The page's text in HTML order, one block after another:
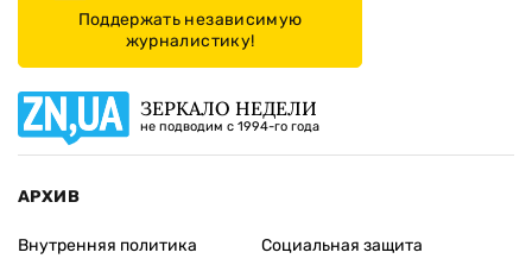
Поддержать независимую
журналистику!
ЗЕРКАЛО НЕДЕЛИ
не подводим с 1994-го года
АРХИВ
Внутренняя политика
Социальная защита